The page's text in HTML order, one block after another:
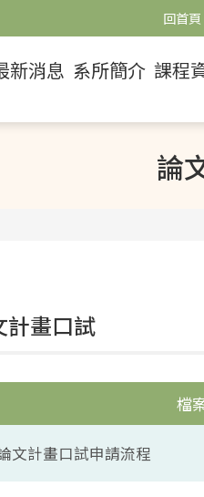
回首頁
新消息 系所簡介 課程
論
計畫口試
檔
文計畫口試申請流程